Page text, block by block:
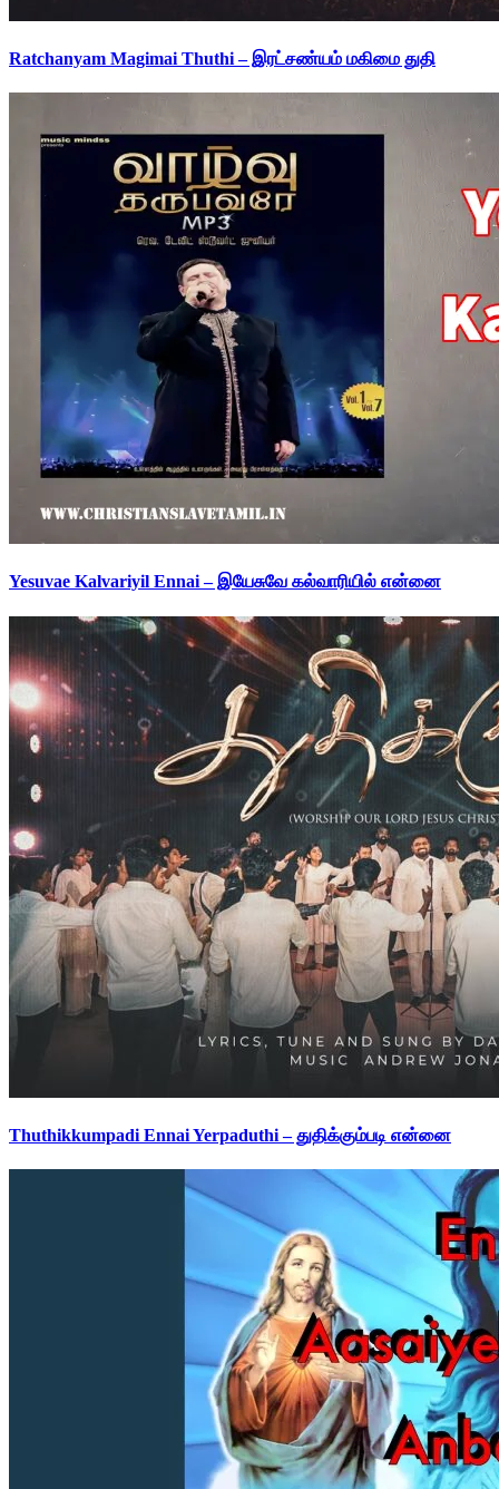
Ratchanyam Magimai Thuthi – இரட்சண்யம் மகிமை துதி
Yesuvae Kalvariyil Ennai – இயேசுவே கல்வாரியில் என்னை
Thuthikkumpadi Ennai Yerpaduthi – துதிக்கும்படி என்னை